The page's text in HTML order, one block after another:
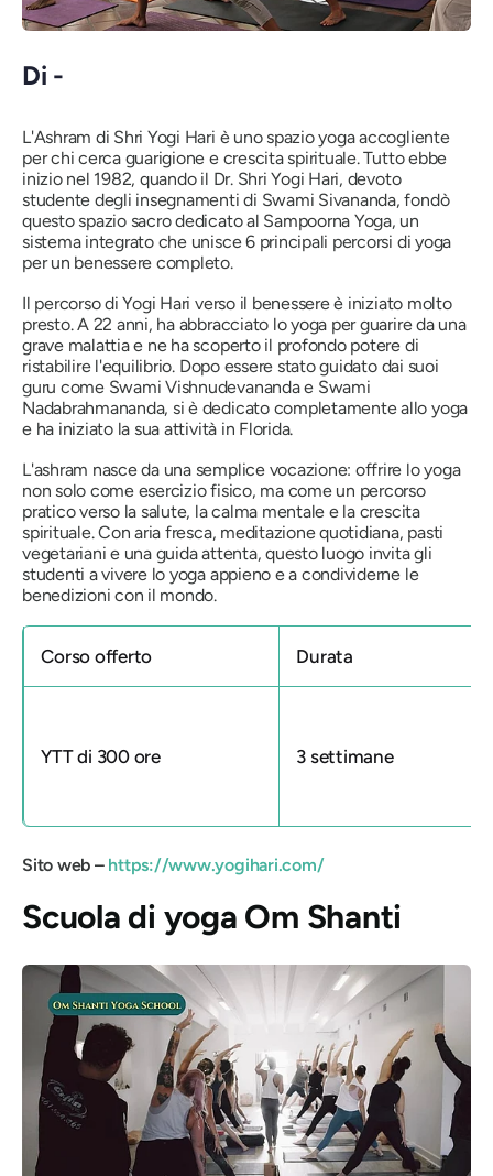
Di -
L'Ashram di Shri Yogi Hari è uno spazio yoga accogliente
per chi cerca guarigione e crescita spirituale. Tutto ebbe
inizio nel 1982, quando il Dr. Shri Yogi Hari, devoto
studente degli insegnamenti di Swami Sivananda, fondò
questo spazio sacro dedicato al Sampoorna Yoga, un
sistema integrato che unisce 6 principali percorsi di yoga
per un benessere completo.
Il percorso di Yogi Hari verso il benessere è iniziato molto
presto. A 22 anni, ha abbracciato lo yoga per guarire da una
grave malattia e ne ha scoperto il profondo potere di
ristabilire l'equilibrio. Dopo essere stato guidato dai suoi
guru come Swami Vishnudevananda e Swami
Nadabrahmananda, si è dedicato completamente allo yoga
e ha iniziato la sua attività in Florida.
L'ashram nasce da una semplice vocazione: offrire lo yoga
non solo come esercizio fisico, ma come un percorso
pratico verso la salute, la calma mentale e la crescita
spirituale. Con aria fresca, meditazione quotidiana, pasti
vegetariani e una guida attenta, questo luogo invita gli
studenti a vivere lo yoga appieno e a condividerne le
benedizioni con il mondo.
Corso offerto Durata
YTT di 300 ore 3 settimane
Sito web – https://www.yogihari.com/
Scuola di yoga Om Shanti